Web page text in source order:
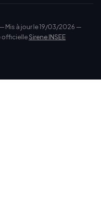
Mis à jour le 19/03/2026 —
officielleSirene INSEE